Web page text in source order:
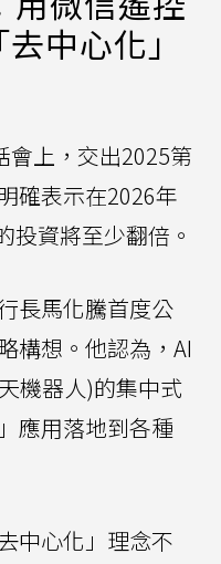
中心化」
會上，交出2025第
確表示在2026年
投資將至少翻倍。
長馬化騰首度公
構想。他認為，AI
機器人)的集中式
應用落地到各種
中心化」理念不